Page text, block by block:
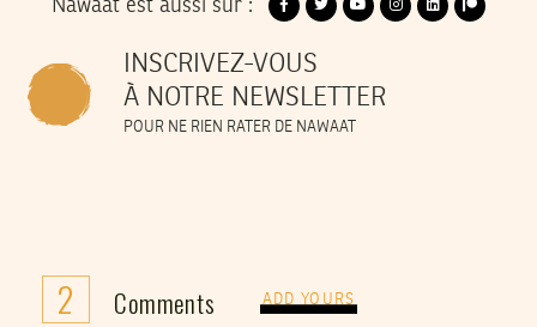
Nawaat est aussi sur :
INSCRIVEZ-VOUS
À NOTRE NEWSLETTER
POUR NE RIEN RATER DE NAWAAT
2 Comments ADD YOURS